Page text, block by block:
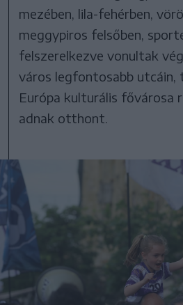
mezében, lila-fehérben,
meggypiros felsőben,
felszerelkezve vonultak
város legfontosabb utcáin,
Európa kulturális fővárosa
adnak otthont.